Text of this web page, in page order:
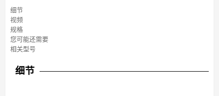
细节
视频
规格
您可能还需要
相关型号
细节